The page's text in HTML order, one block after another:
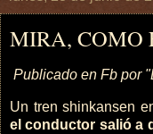
MIRA, COMO
Publicado en Fb por
Un tren shinkansen
el conductor salió a